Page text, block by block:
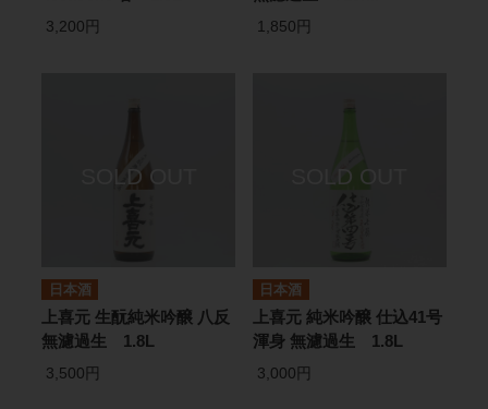
3,200円 1,850円
日本酒
上喜元 生酛純米吟醸 八反
無濾過生 1.8L
3,500円
日本酒
上喜元 純米吟醸 仕込41号
渾身 無濾過生 1.8L
3,000円